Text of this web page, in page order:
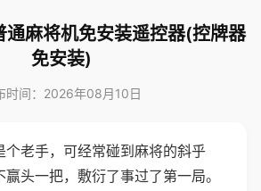
通麻将机免安装遥控器(控牌器
免安装)
时间：2026年08月10日
个老手，可经常碰到麻将的斜乎
头一把，敷衍了事过了第一局。